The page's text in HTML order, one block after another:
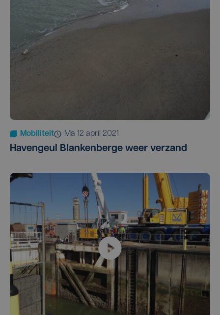
Mobiliteit ma 12 april 2021
Havengeul Blankenberge weer verzand